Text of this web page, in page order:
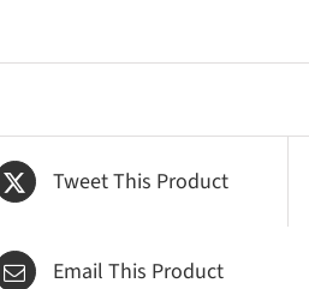
Tweet This Product
Email This Product